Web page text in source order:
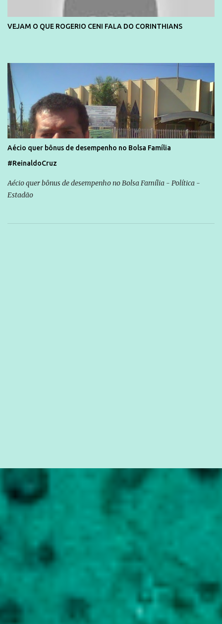
VEJAM O QUE ROGERIO CENI FALA DO CORINTHIANS
Aécio quer bônus de desempenho no Bolsa Família
#ReinaldoCruz
Aécio quer bônus de desempenho no Bolsa Família - Política -
Estadão